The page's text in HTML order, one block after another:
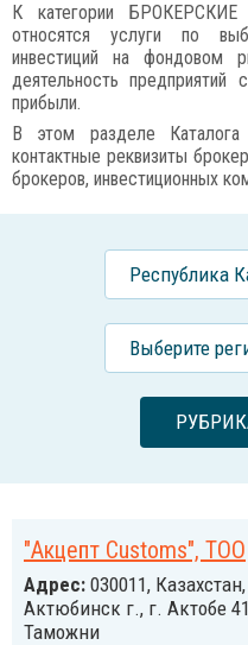
К категории
относятся услуги по
инвестиций на фондовом
деятельность предприятий
прибыли.
В этом разделе
контактные реквизиты
брокеров, инвестиционных
Республика
Выберите
"Акцепт Customs", ТОО
Адрес: 030011,
Актюбинск г., г. Актобе
Таможни